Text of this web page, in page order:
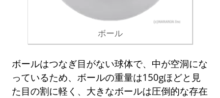
ボール
ボールはつなぎ目がない球体で、中が空洞にな
っているため、ボールの重量は150gほどと見
た目の割に軽く、大きなボールは圧倒的な存在